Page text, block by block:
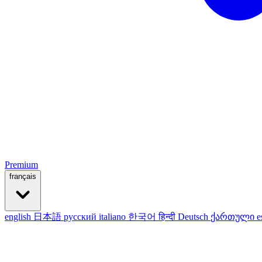
Premium
français
english 日本語 русский italiano 한국어हिन्दी Deutsch ქართული